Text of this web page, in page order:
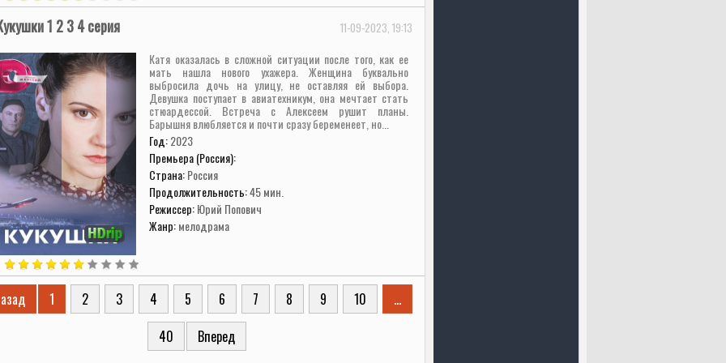
1 2 3 4 серия 11-09-2023, 19:13
Катя оказалась в сложной ситуации после того, как ее
мать нашла нового ухажера. Женщина буквально
выбросила дочь на улицу, не оставляя ей выбора.
Девушка поступает в авиатехникум, она мечтает стать
стюардессой. Встреча с Алексеем рушит планы.
Барышня влюбляется и почти сразу беременеет, но...
Год:2023
Премьера (Россия):
Страна:Россия
Продолжительность:45 мин.
Режиссер:Юрий Попович
Жанр:мелодрама
1 2 3 4 5 6 7 8 9 10
...
40
Вперед